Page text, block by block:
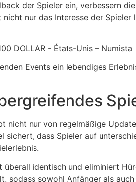
der Spieler ein, verbessern
nur das Interesse der
Events ein lebendiges
nicht nur von regelmäßige
dass Spieler auf
identisch und eliminiert
sodass sowohl Anfänger als